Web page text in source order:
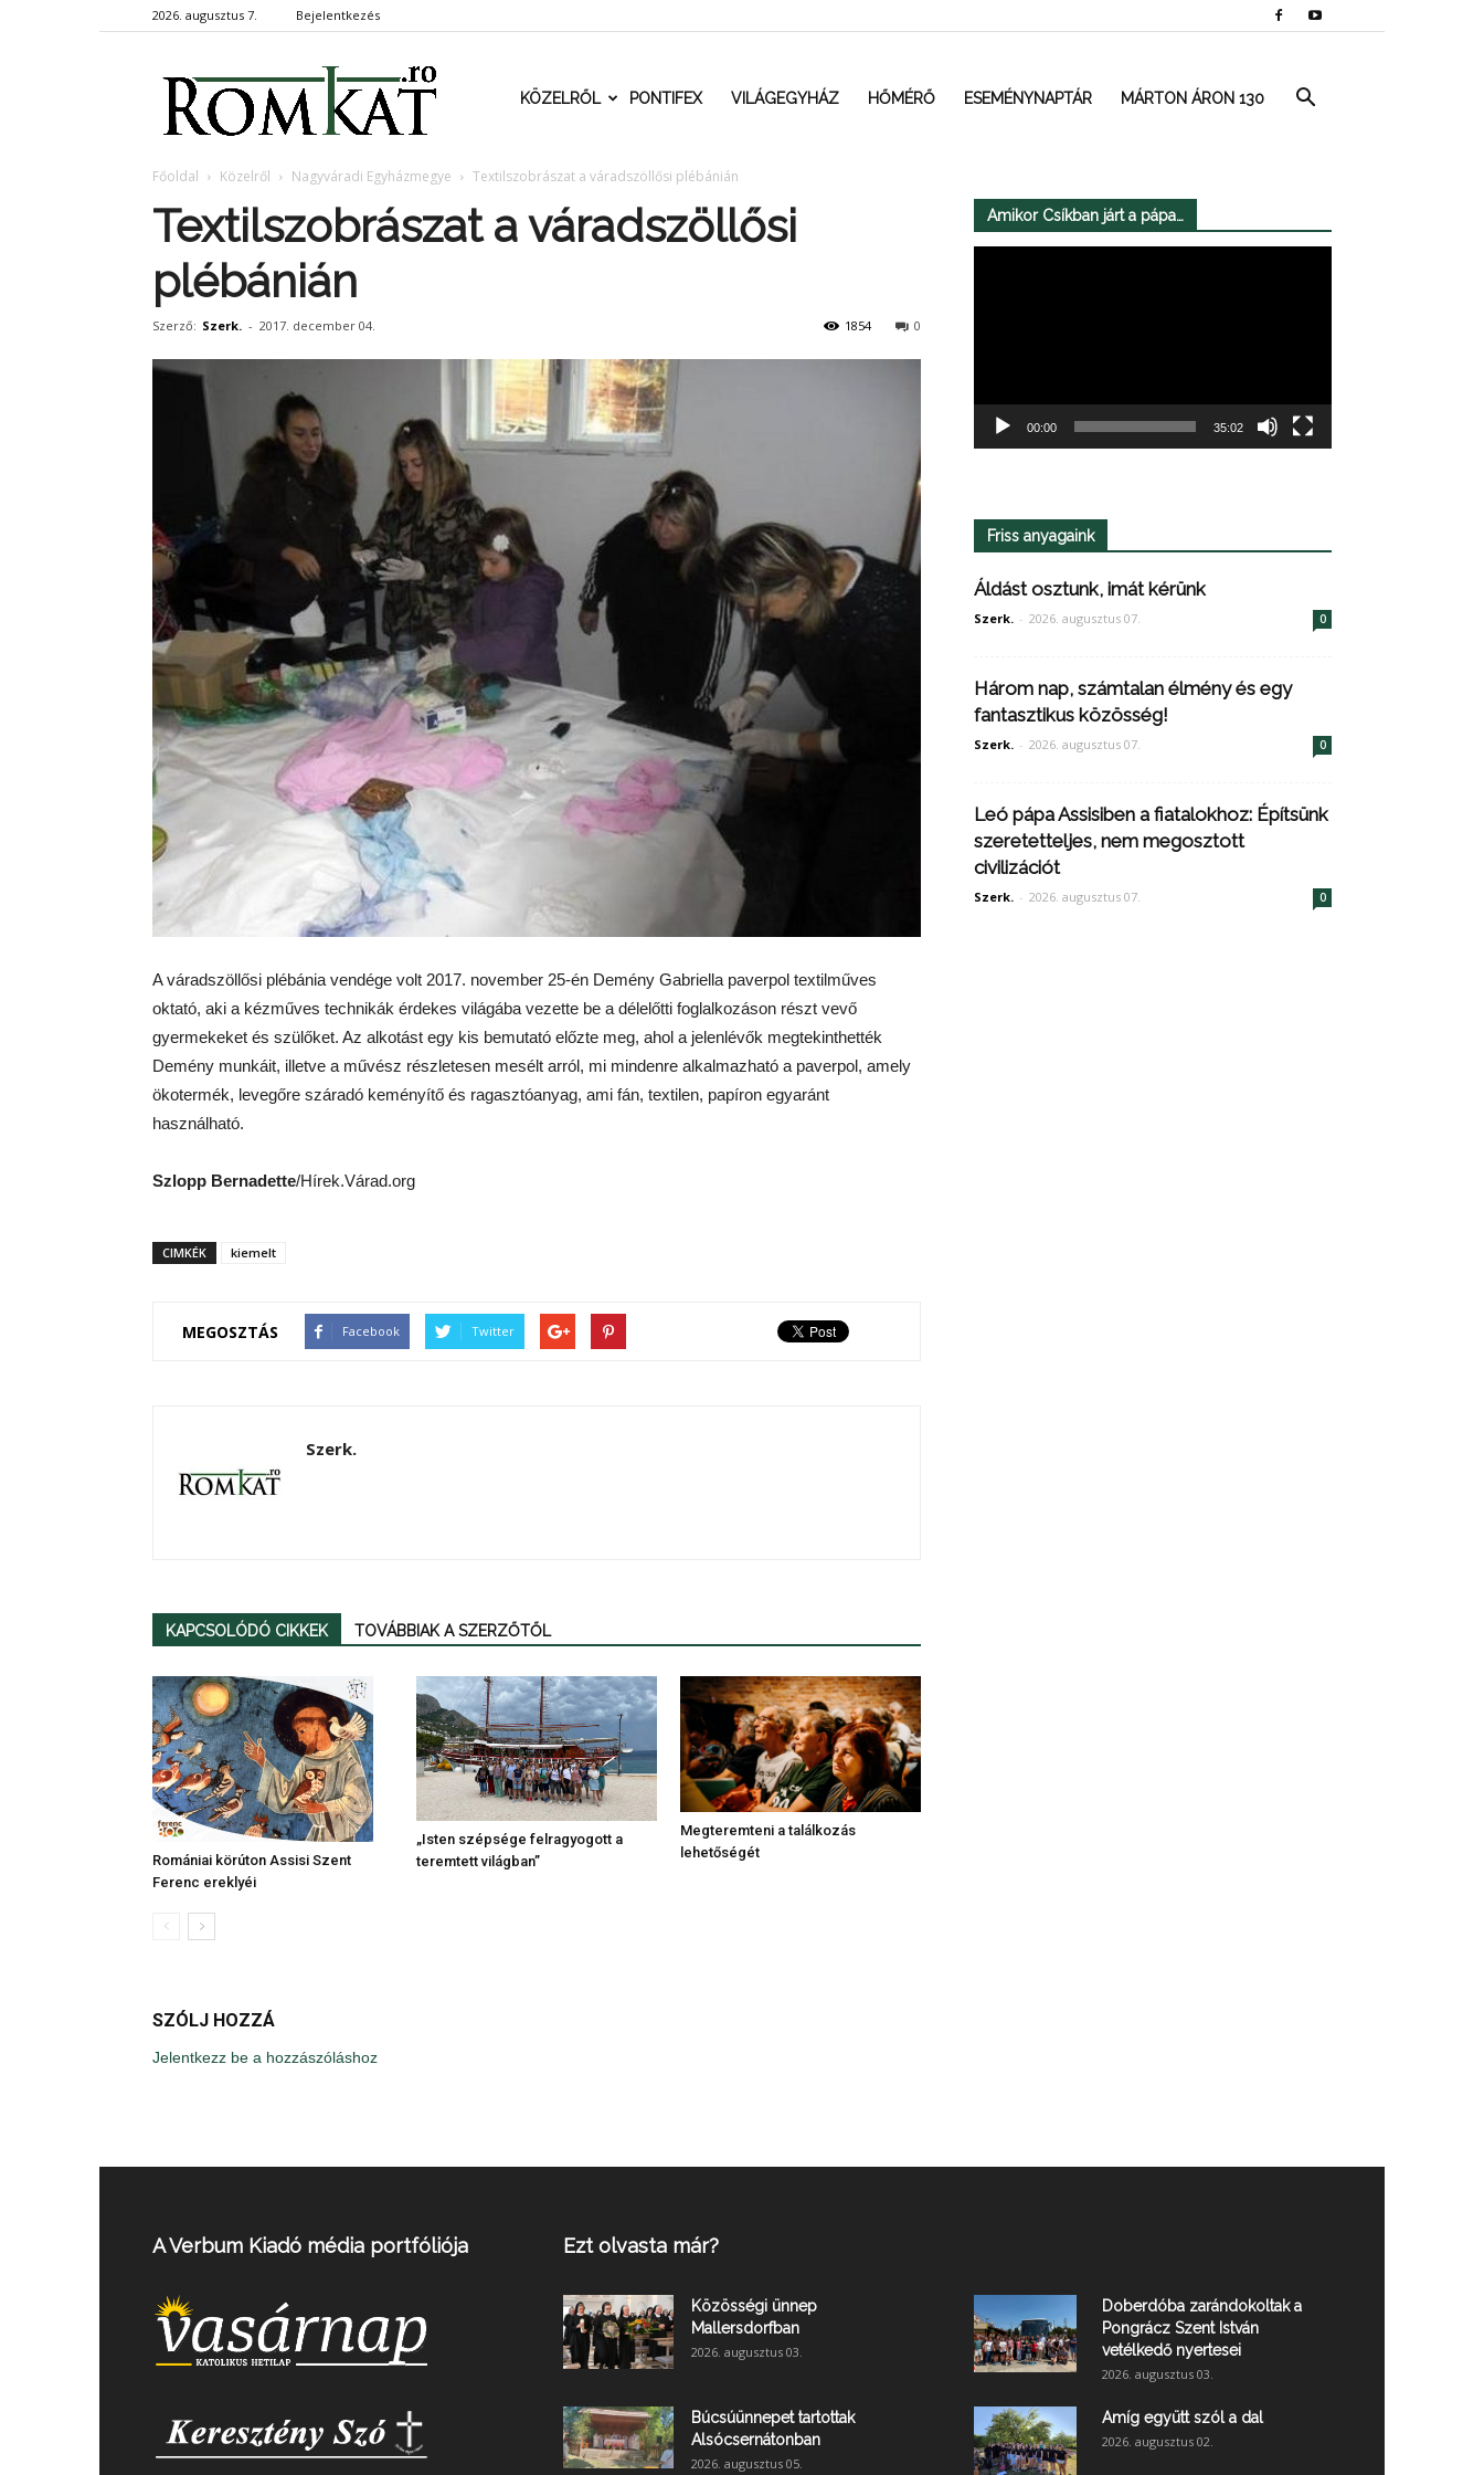
2026. augusztus 7. Bejelentkezés
RomKat.roKÖZELRŐL PONTIFEX VILÁGEGYHÁZ HŐMÉRŐ ESEMÉNYNAPTÁR MÁRTON ÁRON 130
Főoldal Közelről Nagyváradi Egyházmegye Textilszobrászat a váradszöllősi plébánián
Textilszobrászat a váradszöllősi
plébánián
Szerző: Szerk. - 2017. december 04. 0
1854
A váradszöllősi plébánia vendége volt 2017. november 25-én Demény Gabriella paverpol textilműves
oktató, aki a kézműves technikák érdekes világába vezette be a délelőtti foglalkozáson részt vevő
gyermekeket és szülőket. Az alkotást egy kis bemutató előzte meg, ahol a jelenlévők megtekinthették
Demény munkáit, illetve a művész részletesen mesélt arról, mi mindenre alkalmazható a paverpol, amely
ökotermék, levegőre száradó keményítő és ragasztóanyag, ami fán, textilen, papíron egyaránt
használható.
Szlopp Bernadette/Hírek.Várad.org
CIMKÉK kiemelt
MEGOSZTÁS Facebook Twitter
Szerk.
KAPCSOLÓDÓ CIKKEK TOVÁBBIAK A SZERZŐTŐL
Romániai körúton Assisi Szent
Ferenc ereklyéi
„Isten szépsége felragyogott a
teremtett világban”
Megteremteni a találkozás
lehetőségét
SZÓLJ HOZZÁ
Jelentkezz be a hozzászóláshoz
Amikor Csíkban járt a pápa…
00:00 35:02
Friss anyagaink
Áldást osztunk, imát kérünk
Szerk. - 2026. augusztus 07. 0
Három nap, számtalan élmény és egy
fantasztikus közösség!
Szerk. - 2026. augusztus 07. 0
Leó pápa Assisiben a fiatalokhoz: Építsünk
szeretetteljes, nem megosztott
civilizációt
Szerk. - 2026. augusztus 07. 0
A Verbum Kiadó média portfóliója Ezt olvasta már?
Közösségi ünnep
Mallersdorfban
2026. augusztus 03.
Doberdóba zarándokoltak a
Pongrácz Szent István
vetélkedő nyertesei
2026. augusztus 03.
Búcsúünnepet tartottak
Alsócsernátonban
2026. augusztus 05.
Amíg együtt szól a dal
2026. augusztus 02.